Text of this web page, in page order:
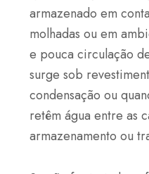
armazenado em
molhadas ou em
e pouca circulação
surge sob
condensação ou
retêm água entre as
armazenamento ou